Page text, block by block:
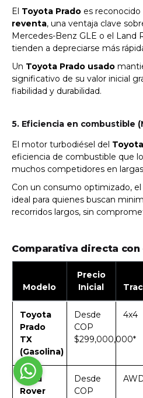
El Toyota Prado es
reventa, una ventaja clave
Mercedes-Benz GLE o el Land
tienden a depreciarse más
Un Toyota Prado usado
significativo de su valor inicial
fiabilidad y durabilidad.
5. Eficiencia en combustible
El motor turbodiésel del
eficiencia de combustible que
muchos competidores en
Con un consumo optimizado,
ideal para quienes buscan
recorridos largos, sin
Comparativa directa
Modelo
Precio
Inicial
Toyota
Prado
TX
(Gasolina)
Desde
COP
$299,000,000*
4x4
Land
Rover
Desde
COP